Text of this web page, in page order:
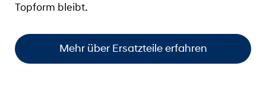
Topform bleibt.
Mehr über Ersatzteile erfahren